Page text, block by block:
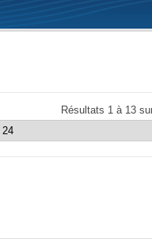
Résultats 1 à 13